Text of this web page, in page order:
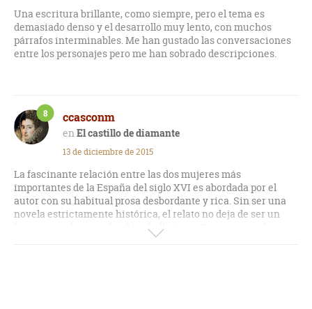
Una escritura brillante, como siempre, pero el tema es
demasiado denso y el desarrollo muy lento, con muchos
párrafos interminables. Me han gustado las conversaciones
entre los personajes pero me han sobrado descripciones.
ccasconm
El castillo de diamante
8
13 de diciembre de 2015
La fascinante relación entre las dos mujeres más
importantes de la España del siglo XVI es abordada por el
autor con su habitual prosa desbordante y rica. Sin ser una
novela estrictamente histórica, el relato no deja de ser un
homenaje a las novelas de caballerías, a Cervantes y al
mundo y la sociedad de la segunda mitad del siglo XVI,